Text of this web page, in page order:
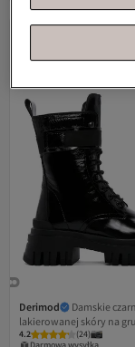
Derimod
Damskie
lakierowanej skóry na
podeszwie
4.2 (24)